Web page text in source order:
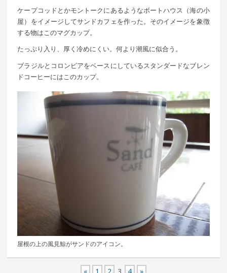
ケープコッドとかモントークにあるようなボートハウス（海の小
屋）をイメージしてサンドカフェを作った。そのイメージを象徴
する物はこのマグカップ。
たっぷり入り、厚く冷めにくい。何より潮風に似合う。
ブラジルとコロンビアをベースにしているスタンダードなブレン
ドコーヒーにはこのカップ。
屋根の上の風見鯨がサンドのアイコン。